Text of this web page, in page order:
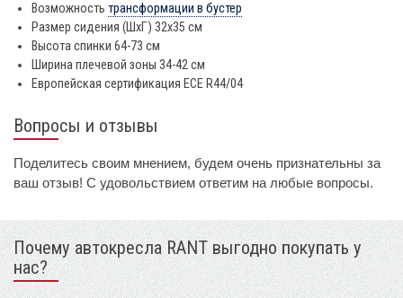
Возможность трансформации в бустер
Размер сидения (ШхГ) 32х35 см
Высота спинки 64-73 см
Ширина плечевой зоны 34-42 см
Европейская сертификация ECE R44/04
Вопросы и отзывы
Поделитесь своим мнением, будем очень признательны за
ваш отзыв! С удовольствием ответим на любые вопросы.
Почему автокресла RANT выгодно покупать у
нас?